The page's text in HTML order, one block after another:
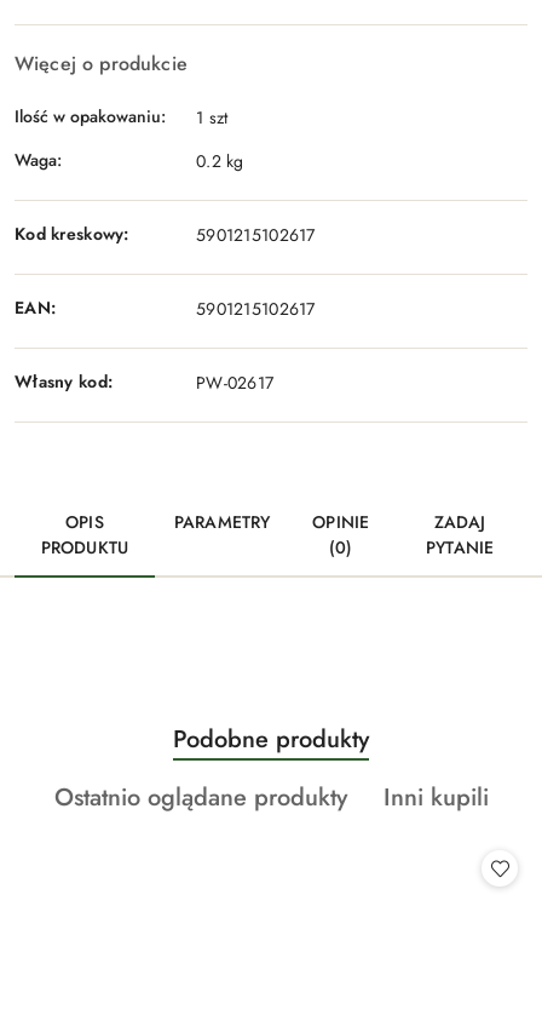
Więcej o produkcie
Ilość w opakowaniu:
1 szt
Waga:
0.2 kg
Kod kreskowy: 5901215102617
EAN: 5901215102617
Własny kod: PW-02617
OPIS
PRODUKTU
PARAMETRY
OPINIE
(0)
ZADAJ
PYTANIE
Pomiń karuzelę produktów
Produkty
o
statusie:
Podobne produkty
Produkty
Ostatnio oglądane produkty
Produkty
Inni kupili